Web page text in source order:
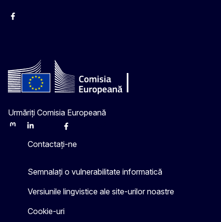
Facebook
Urmăriți Comisia Europeană
MastodonLinkedInBlueskyFacebook
Contactați-ne
Semnalați o vulnerabilitate informatică
Versiunile lingvistice ale site-urilor noastre
Cookie-uri